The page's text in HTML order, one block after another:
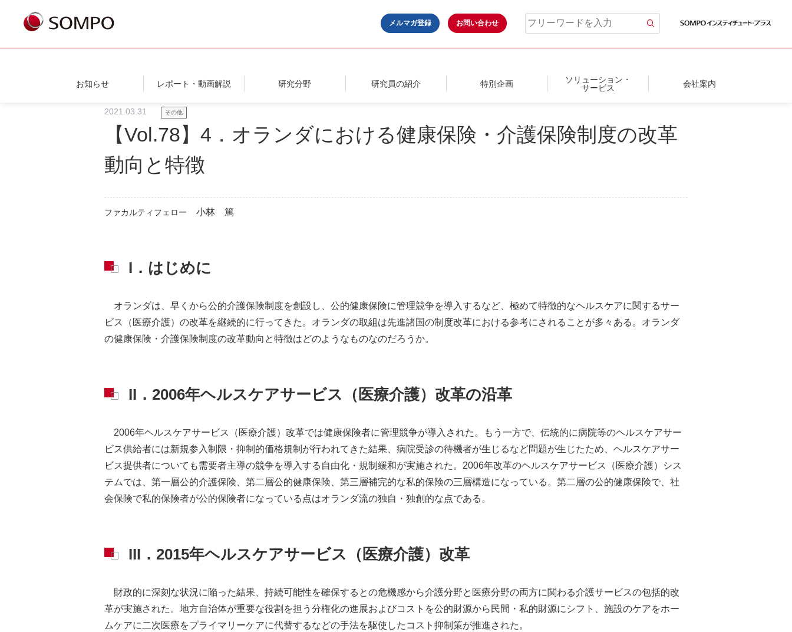
メルマガ登録 お問い合わせ
お知らせ レポート・動画解説 研究分野 研究員の紹介 特別企画
ソリューション・
サービス
会社案内
2021.03.31 その他
【Vol.78】4．オランダにおける健康保険・介護保険制度の改革
動向と特徴
ファカルティフェロー 小林 篤
I．はじめに
オランダは、早くから公的介護保険制度を創設し、公的健康保険に管理競争を導入するなど、極めて特徴的なヘルスケアに関するサー
ビス（医療介護）の改革を継続的に行ってきた。オランダの取組は先進諸国の制度改革における参考にされることが多々ある。オランダ
の健康保険・介護保険制度の改革動向と特徴はどのようなものなのだろうか。
II．2006年ヘルスケアサービス（医療介護）改革の沿革
2006年ヘルスケアサービス（医療介護）改革では健康保険者に管理競争が導入された。もう一方で、伝統的に病院等のヘルスケアサー
ビス供給者には新規参入制限・抑制的価格規制が行われてきた結果、病院受診の待機者が生じるなど問題が生じたため、ヘルスケアサー
ビス提供者についても需要者主導の競争を導入する自由化・規制緩和が実施された。2006年改革のヘルスケアサービス（医療介護）シス
テムでは、第一層公的介護保険、第二層公的健康保険、第三層補完的な私的保険の三層構造になっている。第二層の公的健康保険で、社
会保険で私的保険者が公的保険者になっている点はオランダ流の独自・独創的な点である。
III．2015年ヘルスケアサービス（医療介護）改革
財政的に深刻な状況に陥った結果、持続可能性を確保するとの危機感から介護分野と医療分野の両方に関わる介護サービスの包括的改
革が実施された。地方自治体が重要な役割を担う分権化の進展およびコストを公的財源から民間・私的財源にシフト、施設のケアをホー
ムケアに二次医療をプライマリーケアに代替するなどの手法を駆使したコスト抑制策が推進された。